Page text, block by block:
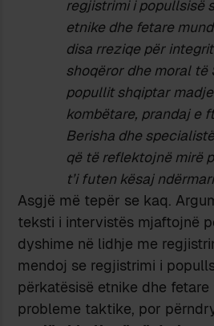
regjistrimi i popullsisë
etnike dhe fetare
disa rreziqe për
shoqëror dhe moral të
popullit shqiptar
kombëtare, prandaj e
Berisha dhe
që të reflektojnë mirë
t’i futen kësaj
Asgjë më tepër se kaq.
teksti i intervistës mjaftojnë
dyshime në lidhje me
mendoj se regjistrimi i
përkatësisë etnike dhe
probleme taktike, por